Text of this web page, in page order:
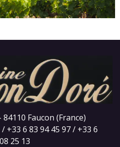
84110 Faucon (France)
+33 6 83 94 45 97 / +33 6
25 13